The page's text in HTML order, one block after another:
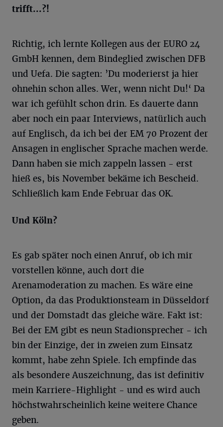
trifft...?!
Richtig, ich lernte Kollegen aus der EURO 24
GmbH kennen, dem Bindeglied zwischen DFB
und Uefa. Die sagten: ’Du moderierst ja hier
ohnehin schon alles. Wer, wenn nicht Du!‘ Da
war ich gefühlt schon drin. Es dauerte dann
aber noch ein paar Interviews, natürlich auch
auf Englisch, da ich bei der EM 70 Prozent der
Ansagen in englischer Sprache machen werde.
Dann haben sie mich zappeln lassen - erst
hieß es, bis November bekäme ich Bescheid.
Schließlich kam Ende Februar das OK.
Und Köln?
Es gab später noch einen Anruf, ob ich mir
vorstellen könne, auch dort die
Arenamoderation zu machen. Es wäre eine
Option, da das Produktionsteam in Düsseldorf
und der Domstadt das gleiche wäre. Fakt ist:
Bei der EM gibt es neun Stadionsprecher - ich
bin der Einzige, der in zweien zum Einsatz
kommt, habe zehn Spiele. Ich empfinde das
als besondere Auszeichnung, das ist definitiv
mein Karriere-Highlight - und es wird auch
höchstwahrscheinlich keine weitere Chance
geben.